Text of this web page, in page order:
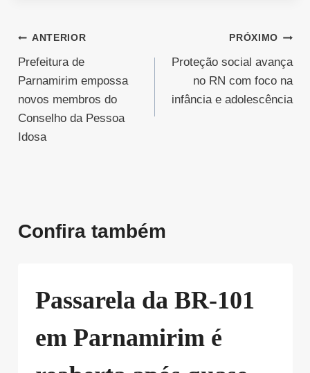
Navegação
de
Post
ANTERIOR
Prefeitura de
Parnamirim empossa
novos membros do
Conselho da Pessoa
Idosa
PRÓXIMO
Proteção social avança
no RN com foco na
infância e adolescência
Confira também
Passarela da BR-101
em Parnamirim é